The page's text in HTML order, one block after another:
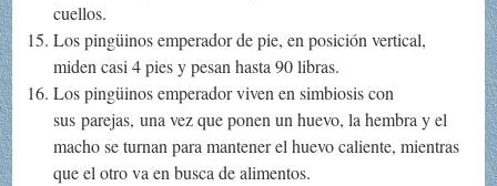
cuellos.
Los pingüinos emperador de pie, en posición vertical,
miden casi 4 pies y pesan hasta 90 libras.
Los pingüinos emperador viven en simbiosis con
sus parejas, una vez que ponen un huevo, la hembra y el
macho se turnan para mantener el huevo caliente, mientras
que el otro va en busca de alimentos.